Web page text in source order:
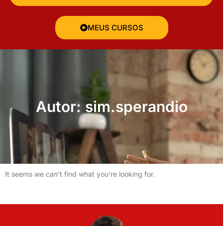
MEUS CURSOS
Autor: sim.sperandio
It seems we can’t find what you’re looking for.